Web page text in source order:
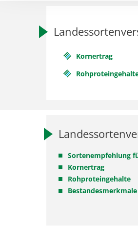
Kornertrag
Sortenempfehlung
Kornertrag
Rohproteingehalte
Bestandesmerkmale